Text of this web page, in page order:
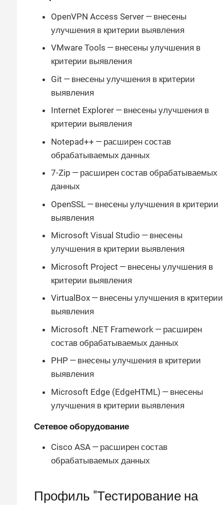
OpenVPN Access Server — внесены
улучшения в критерии выявления
VMware Tools — внесены улучшения в
критерии выявления
Git — внесены улучшения в критерии
выявления
Internet Explorer — внесены улучшения в
критерии выявления
Notepad++ — расширен состав
обрабатываемых данных
7-Zip — расширен состав обрабатываемых
данных
OpenSSL — внесены улучшения в критерии
выявления
Microsoft Visual Studio — внесены
улучшения в критерии выявления
Microsoft Project — внесены улучшения в
критерии выявления
VirtualBox — внесены улучшения в критерии
выявления
Microsoft .NET Framework — расширен
состав обрабатываемых данных
PHP — внесены улучшения в критерии
выявления
Microsoft Edge (EdgeHTML) — внесены
улучшения в критерии выявления
Сетевое оборудование
Cisco ASA — расширен состав
обрабатываемых данных
Профиль "Тестирование на